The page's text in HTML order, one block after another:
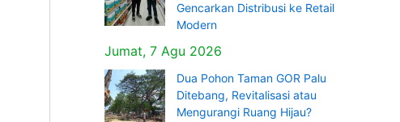
Gencarkan Distribusi ke Retail
Modern
Jumat, 7 Agu 2026
Dua Pohon Taman GOR Palu
Ditebang, Revitalisasi atau
Mengurangi Ruang Hijau?